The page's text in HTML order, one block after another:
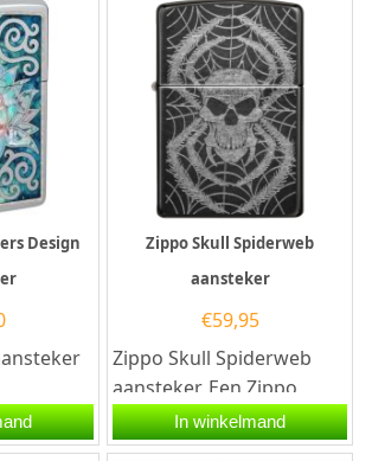
Design
Zippo
met
Zippo Skull Spiderweb
aansteker
€59,95
Zippo Skull Spiderweb
aansteker. Een Zippo
aansteker is een
kwalitatief...
In winkelmand